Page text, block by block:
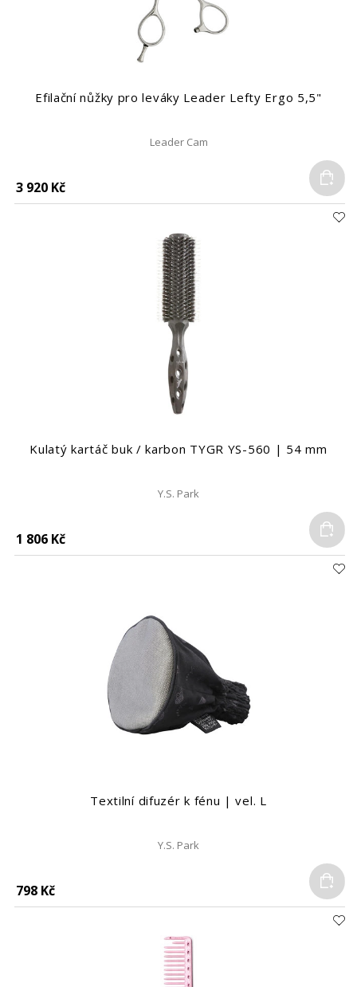
Efilační nůžky pro leváky Leader Lefty Ergo 5,5"
Leader Cam
3 920 Kč
Kulatý kartáč buk / karbon TYGR YS-560 | 54 mm
Y.S. Park
1 806 Kč
Textilní difuzér k fénu | vel. L
Y.S. Park
798 Kč